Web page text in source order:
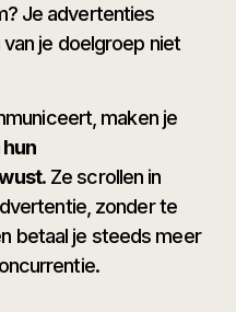
Je advertenties
je doelgroep niet
maken je
. Ze scrollen in
zonder te
betaal je steeds meer